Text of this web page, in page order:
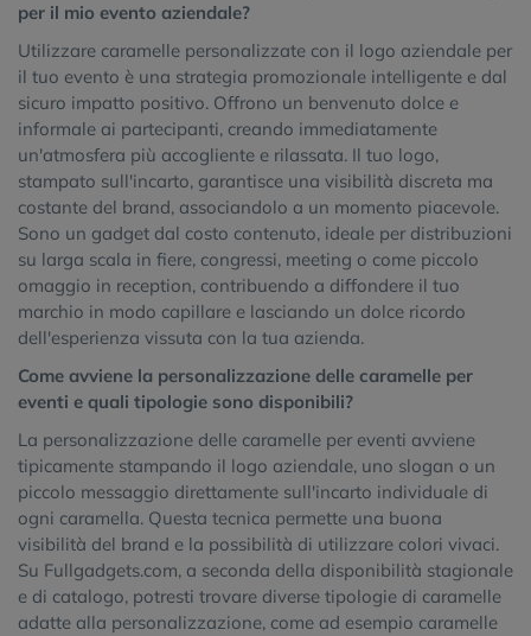
per il mio evento aziendale?
Utilizzare caramelle personalizzate con il logo aziendale per
il tuo evento è una strategia promozionale intelligente e dal
sicuro impatto positivo. Offrono un benvenuto dolce e
informale ai partecipanti, creando immediatamente
un'atmosfera più accogliente e rilassata. Il tuo logo,
stampato sull'incarto, garantisce una visibilità discreta ma
costante del brand, associandolo a un momento piacevole.
Sono un gadget dal costo contenuto, ideale per distribuzioni
su larga scala in fiere, congressi, meeting o come piccolo
omaggio in reception, contribuendo a diffondere il tuo
marchio in modo capillare e lasciando un dolce ricordo
dell'esperienza vissuta con la tua azienda.
Come avviene la personalizzazione delle caramelle per
eventi e quali tipologie sono disponibili?
La personalizzazione delle caramelle per eventi avviene
tipicamente stampando il logo aziendale, uno slogan o un
piccolo messaggio direttamente sull'incarto individuale di
ogni caramella. Questa tecnica permette una buona
visibilità del brand e la possibilità di utilizzare colori vivaci.
Su Fullgadgets.com, a seconda della disponibilità stagionale
e di catalogo, potresti trovare diverse tipologie di caramelle
adatte alla personalizzazione, come ad esempio caramelle